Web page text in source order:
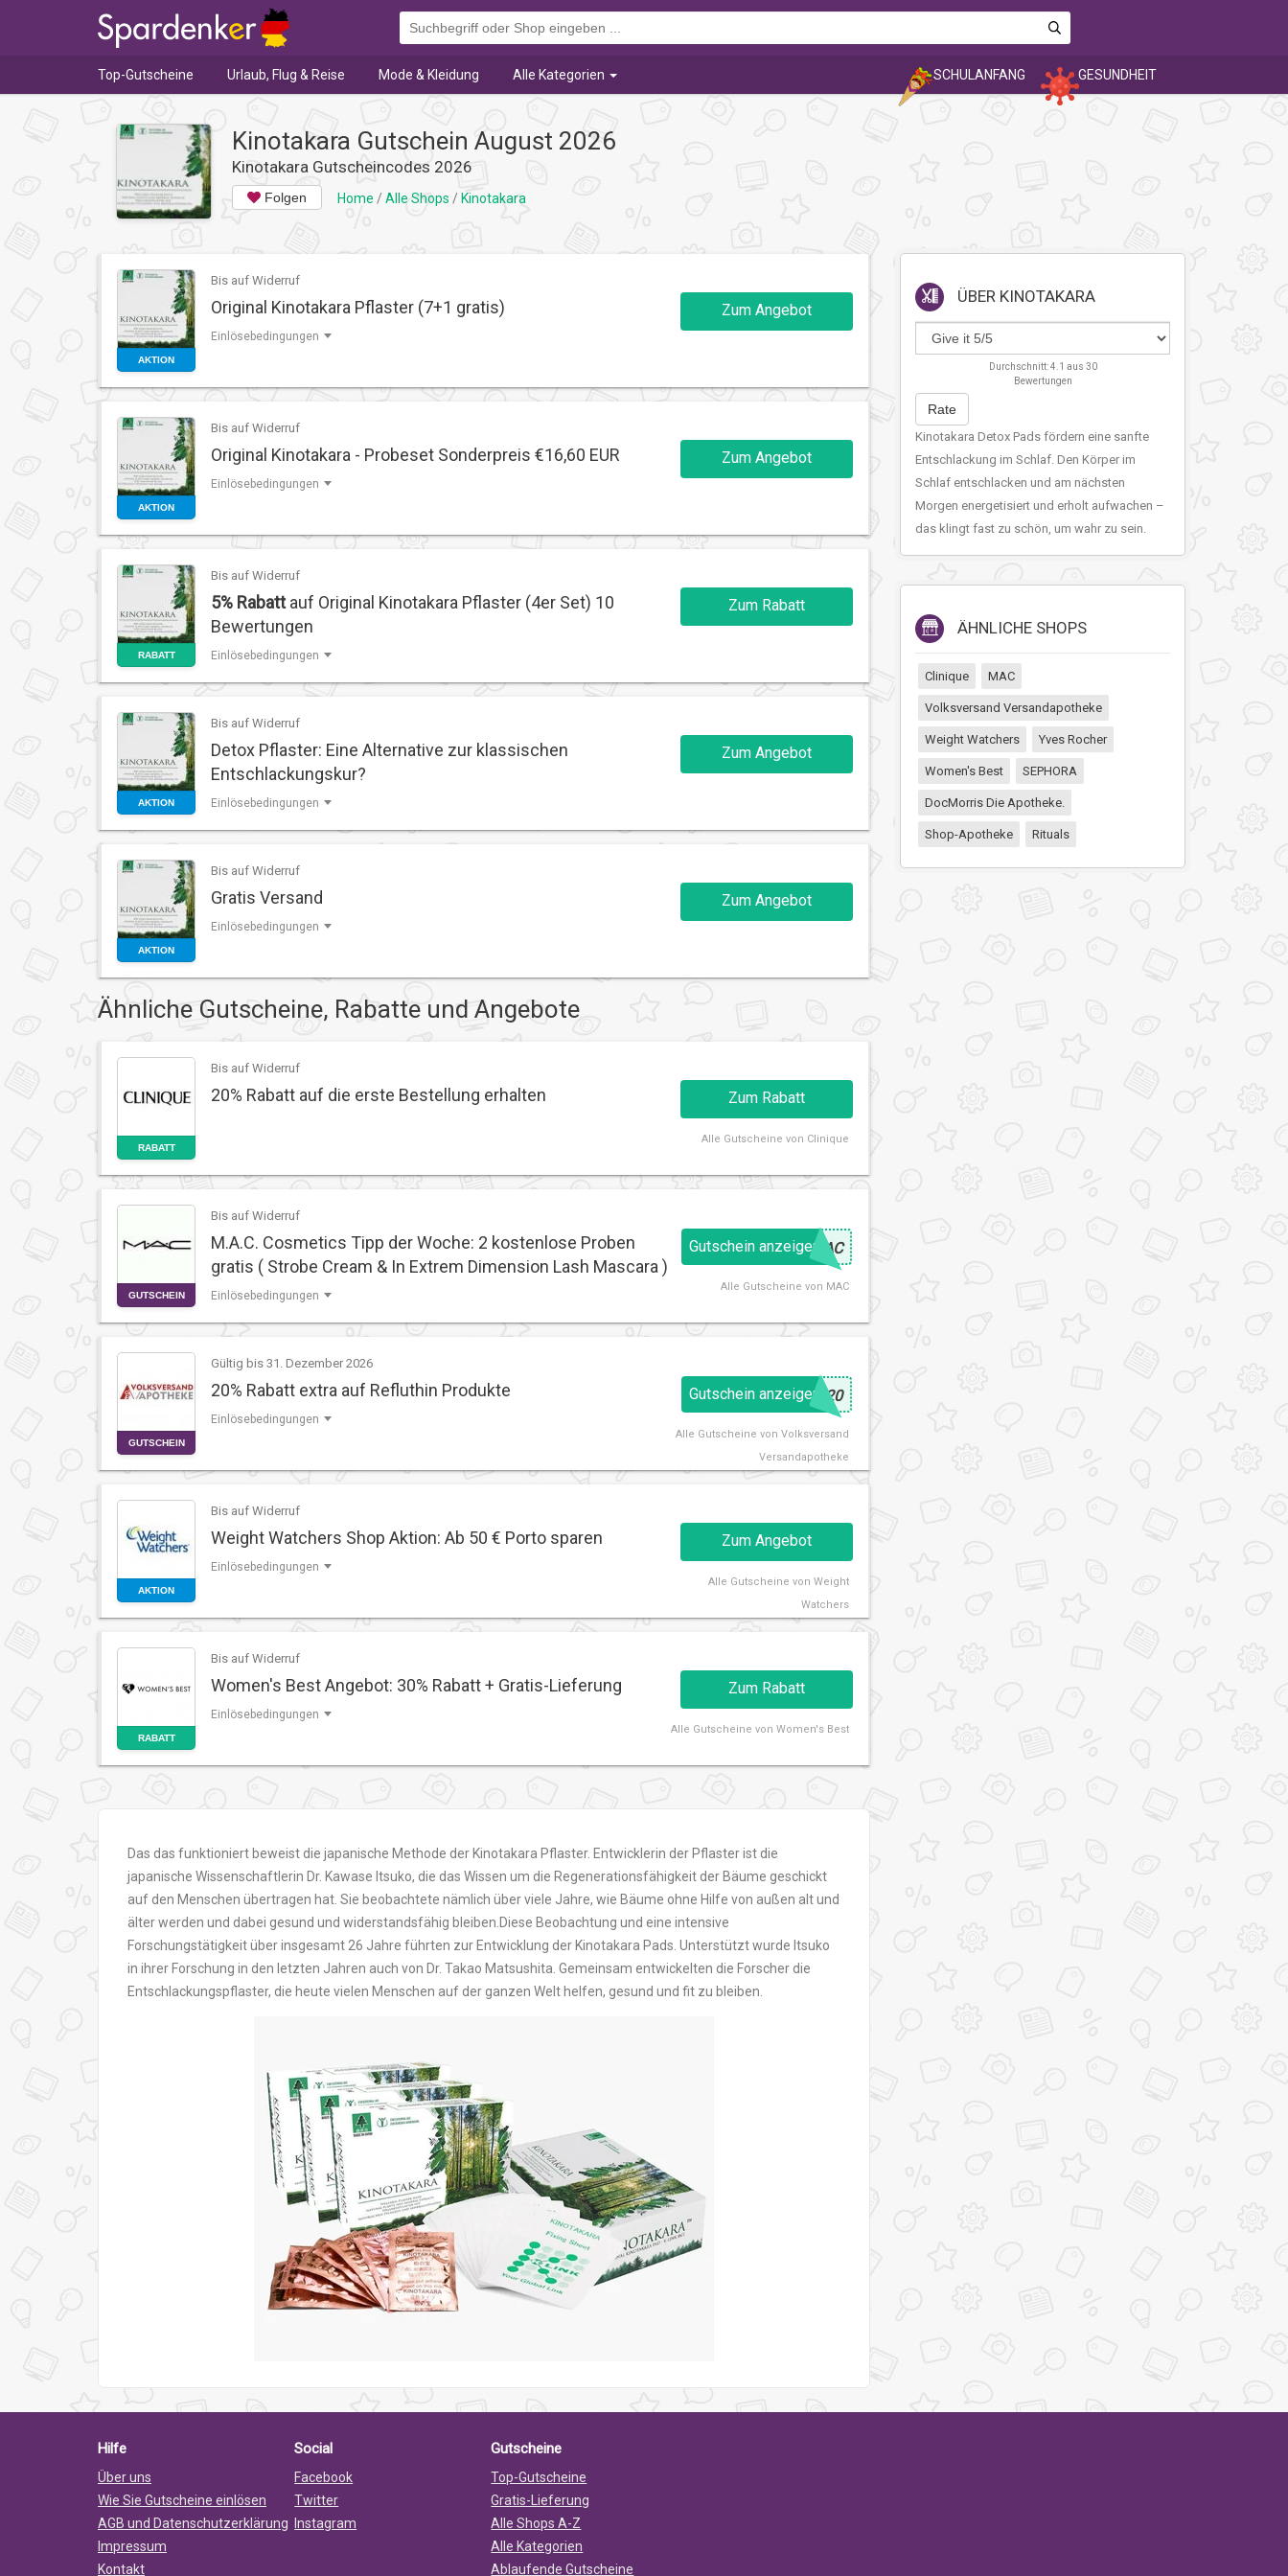
Top-Gutscheine Urlaub, Flug & Reise Mode & Kleidung Alle Kategorien GESUNDHEIT
SCHULANFANG
Kinotakara Gutschein August 2026
Kinotakara Gutscheincodes 2026
Folgen Home / Alle Shops / Kinotakara
AKTION
Bis auf Widerruf
Original Kinotakara Pflaster (7+1 gratis)
Einlösebedingungen
Zum Angebot
AKTION
Bis auf Widerruf
Original Kinotakara - Probeset Sonderpreis €16,60 EUR
Einlösebedingungen
Zum Angebot
RABATT
Bis auf Widerruf
5% Rabattauf Original Kinotakara Pflaster (4er Set) 10
Bewertungen
Einlösebedingungen
Zum Rabatt
AKTION
Bis auf Widerruf
Detox Pflaster: Eine Alternative zur klassischen
Entschlackungskur?
Einlösebedingungen
Zum Angebot
AKTION
Bis auf Widerruf
Gratis Versand
Einlösebedingungen
Zum Angebot
Ähnliche Gutscheine, Rabatte und Angebote
RABATT
Bis auf Widerruf
20% Rabatt auf die erste Bestellung erhalten Zum Rabatt
Alle Gutscheine von Clinique
GUTSCHEIN
Bis auf Widerruf
M.A.C. Cosmetics Tipp der Woche: 2 kostenlose Proben
gratis ( Strobe Cream & In Extrem Dimension Lash Mascara )
Einlösebedingungen
Gutschein anzeigen
@MAC
Alle Gutscheine von MAC
GUTSCHEIN
Gültig bis 31. Dezember 2026
20% Rabatt extra auf Refluthin Produkte
Einlösebedingungen
Gutschein anzeigen
@ U20
Alle Gutscheine von Volksversand
Versandapotheke
AKTION
Bis auf Widerruf
Weight Watchers Shop Aktion: Ab 50 € Porto sparen
Einlösebedingungen
Zum Angebot
Alle Gutscheine von Weight
Watchers
RABATT
Bis auf Widerruf
Women's Best Angebot: 30% Rabatt + Gratis-Lieferung
Einlösebedingungen
Zum Rabatt
Alle Gutscheine von Women's Best
ÜBER KINOTAKARA
Durchschnitt:4.1 aus 30
Bewertungen
Rate
Kinotakara Detox Pads fördern eine sanfte
Entschlackung im Schlaf. Den Körper im
Schlaf entschlacken und am nächsten
Morgen energetisiert und erholt aufwachen –
das klingt fast zu schön, um wahr zu sein.
ÄHNLICHE SHOPS
Clinique MAC
Volksversand Versandapotheke
Weight Watchers Yves Rocher
Women's Best SEPHORA
DocMorris Die Apotheke.
Shop-Apotheke Rituals
Das das funktioniert beweist die japanische Methode der Kinotakara Pflaster. Entwicklerin der Pflaster ist die
japanische Wissenschaftlerin Dr. Kawase Itsuko, die das Wissen um die Regenerationsfähigkeit der Bäume geschickt
auf den Menschen übertragen hat. Sie beobachtete nämlich über viele Jahre, wie Bäume ohne Hilfe von außen alt und
älter werden und dabei gesund und widerstandsfähig bleiben.Diese Beobachtung und eine intensive
Forschungstätigkeit über insgesamt 26 Jahre führten zur Entwicklung der Kinotakara Pads. Unterstützt wurde Itsuko
in ihrer Forschung in den letzten Jahren auch von Dr. Takao Matsushita. Gemeinsam entwickelten die Forscher die
Entschlackungspflaster, die heute vielen Menschen auf der ganzen Welt helfen, gesund und fit zu bleiben.
Hilfe
Über uns
Wie Sie Gutscheine einlösen
AGB und Datenschutzerklärung
Impressum
Kontakt
Social
Facebook
Twitter
Instagram
Gutscheine
Top-Gutscheine
Gratis-Lieferung
Alle Shops A-Z
Alle Kategorien
Ablaufende Gutscheine